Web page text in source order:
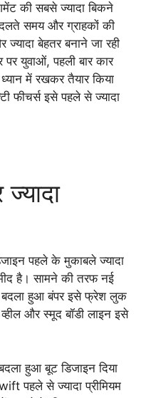
की सबसे ज्यादा बिकने
समय और ग्राहकों की
बेहतर बनाने जा रही
युवाओं, पहली बार कार
में रखकर तैयार किया
फीचर्स इसे पहले से ज्यादा
पहले के मुकाबले ज्यादा
है। सामने की तरफ नई
बदला हुआ बंपर इसे फ्रेश लुक
और स्मूद बॉडी लाइन इसे
हुआ बूट डिजाइन दिया
पहले से ज्यादा प्रीमियम